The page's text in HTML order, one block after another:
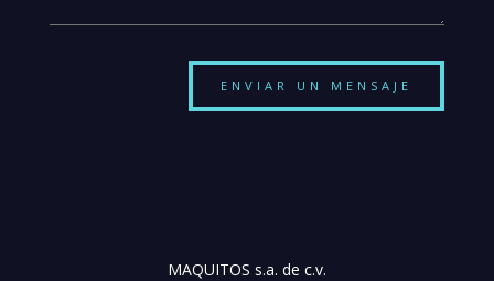
ENVIAR UN MENSAJE
MAQUITOS s.a. de c.v.